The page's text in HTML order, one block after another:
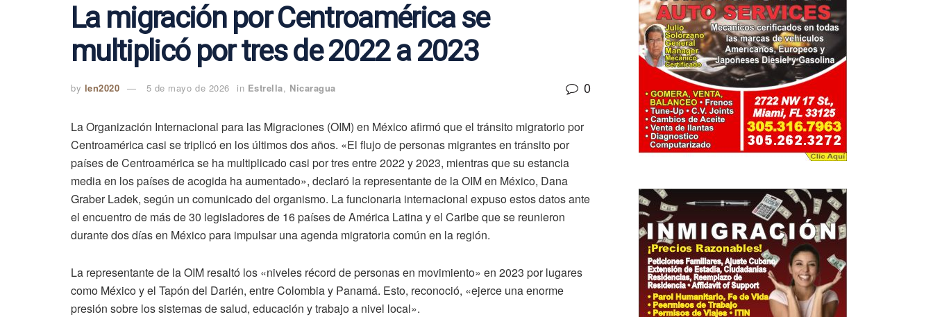
La migración por Centroamérica se
multiplicó por tres de 2022 a 2023
by len2020 5 de mayo de 2026 in Estrella, Nicaragua 0
La Organización Internacional para las Migraciones (OIM) en México afirmó que el tránsito migratorio por
Centroamérica casi se triplicó en los últimos dos años. «El flujo de personas migrantes en tránsito por
países de Centroamérica se ha multiplicado casi por tres entre 2022 y 2023, mientras que su estancia
media en los países de acogida ha aumentado», declaró la representante de la OIM en México, Dana
Graber Ladek, según un comunicado del organismo. La funcionaria internacional expuso estos datos ante
el encuentro de más de 30 legisladores de 16 países de América Latina y el Caribe que se reunieron
durante dos días en México para impulsar una agenda migratoria común en la región.
La representante de la OIM resaltó los «niveles récord de personas en movimiento» en 2023 por lugares
como México y el Tapón del Darién, entre Colombia y Panamá. Esto, reconoció, «ejerce una enorme
presión sobre los sistemas de salud, educación y trabajo a nivel local».